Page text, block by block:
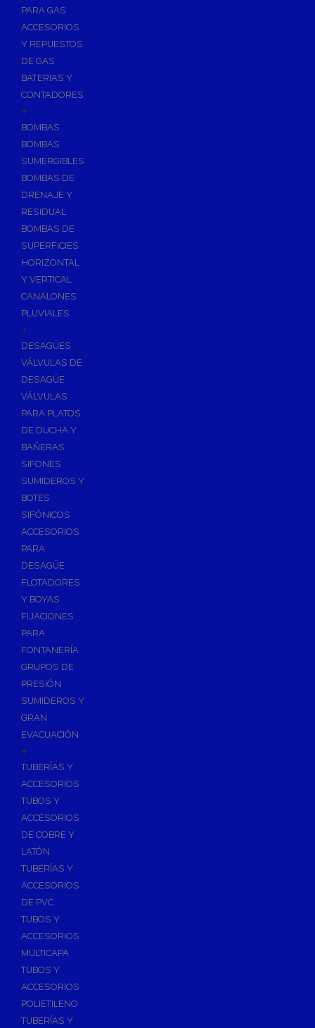
PARA GAS
ACCESORIOS
Y REPUESTOS
DE GAS
BATERIAS Y
CONTADORES
+
BOMBAS
BOMBAS
SUMERGIBLES
BOMBAS DE
DRENAJE Y
RESIDUAL
BOMBAS DE
SUPERFICIES
HORIZONTAL
Y VERTICAL
CANALONES
PLUVIALES
+
DESAGÜES
VÁLVULAS DE
DESAGÜE
VÁLVULAS
PARA PLATOS
DE DUCHA Y
BAÑERAS
SIFONES
SUMIDEROS Y
BOTES
SIFÓNICOS
ACCESORIOS
PARA
DESAGÜE
FLOTADORES
Y BOYAS
FIJACIONES
PARA
FONTANERÍA
GRUPOS DE
PRESIÓN
SUMIDEROS Y
GRAN
EVACUACIÓN
+
TUBERÍAS Y
ACCESORIOS
TUBOS Y
ACCESORIOS
DE COBRE Y
LATÓN
TUBERÍAS Y
ACCESORIOS
DE PVC
TUBOS Y
ACCESORIOS
MULTICAPA
TUBOS Y
ACCESORIOS
POLIETILENO
TUBERÍAS Y